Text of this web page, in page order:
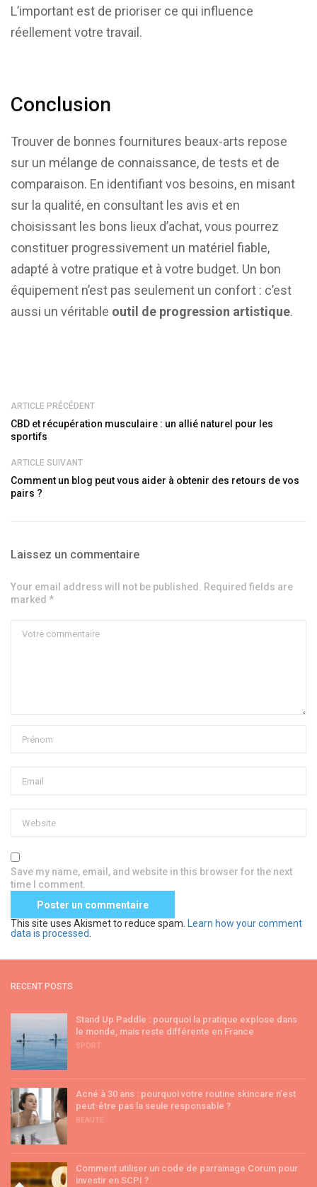
L’important est de prioriser ce qui influence
réellement votre travail.
Conclusion
Trouver de bonnes fournitures beaux-arts repose
sur un mélange de connaissance, de tests et de
comparaison. En identifiant vos besoins, en misant
sur la qualité, en consultant les avis et en
choisissant les bons lieux d’achat, vous pourrez
constituer progressivement un matériel fiable,
adapté à votre pratique et à votre budget. Un bon
équipement n’est pas seulement un confort : c’est
aussi un véritable outil de progression artistique.
ARTICLE PRÉCÉDENT
CBD et récupération musculaire : un allié naturel pour les
sportifs
ARTICLE SUIVANT
Comment un blog peut vous aider à obtenir des retours de vos
pairs ?
Laissez un commentaire
Your email address will not be published. Required fields are
marked *
Save my name, email, and website in this browser for the next
time I comment.
This site uses Akismet to reduce spam. Learn how your comment
data is processed.
RECENT POSTS
Stand Up Paddle : pourquoi la pratique explose dans
le monde, mais reste différente en France
SPORT
Acné à 30 ans : pourquoi votre routine skincare n’est
peut-être pas la seule responsable ?
BEAUTÉ
Comment utiliser un code de parrainage Corum pour
investir en SCPI ?